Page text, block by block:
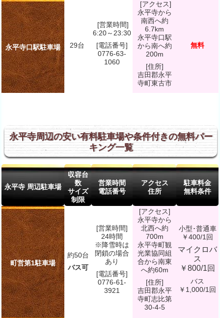
永平寺口駅駐車場 29台
[営業時間]
6:20～23:30
[電話番号]
0776-63-
1060
[アクセス]
永平寺から
南西へ約
6.7km
永平寺口駅
から南へ約
200m
[住所]
吉田郡永平
寺町東古市
無料
永平寺周辺の安い有料駐車場や条件付きの無料パー
キング一覧
永平寺 周辺駐車場
収容台
数
サイズ
制限
営業時間
電話番号
アクセス
住所
駐車料金
無料条件
町営第1駐車場
約50台
バス可
[営業時間]
24時間
※降雪時は
閉鎖の場合
あり
[電話番号]
0776-61-
3921
[アクセス]
永平寺から
北西へ約
700m
永平寺町観
光業協同組
合から南東
へ約60m
[住所]
吉田郡永平
寺町志比第
30-4-5
小型･普通車
￥400/1回
マイクロバ
ス
￥800/1回
バス
￥1,000/1回